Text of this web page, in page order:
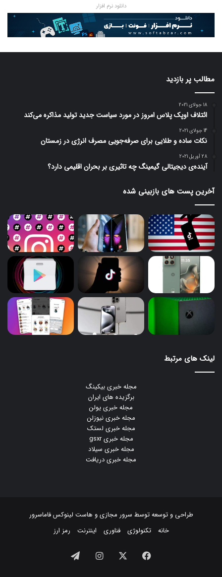
دانلود نرم افزار
مطالب پر بازدید
18 جولای 2021
ائتلاف اوپک پلاس امروز در مورد سیاست جدید تولید مذاکره می‌کند
14 جولای 2021
نکات ساده و طلایی برای صرفه‌جویی مصرف انرژی در زمستان
28 آوریل 2021
آینده‌ی دیجیتالی گیمینگ چه تاثیری بر بحران اقلیمی دارد؟
آخرین پست های بازبینی شده
لینک های مرتبط
مجله خبری بیکینگ
برگزیده های ایران
مجله خبری یولن
مجله خبری نیوزلن
مجله خبری لستک
مجله خبری gsxr
مجله خبری سیلاد
مجله خبری دریافت
طراحی و توسعه توسط سرور مجازیو هاست لینوکسفاماسرور
خانه
تکنولوژی فناوری اینترنت رمز ارز
فیسبوک ایکس اینستاگرام